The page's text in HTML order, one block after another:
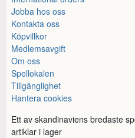
Jobba hos oss
Kontakta oss
Köpvillkor
Medlemsavgift
Om oss
Spellokalen
Tillgänglighet
Hantera cookies
Ett av skandinaviens bredaste
artiklar i lager